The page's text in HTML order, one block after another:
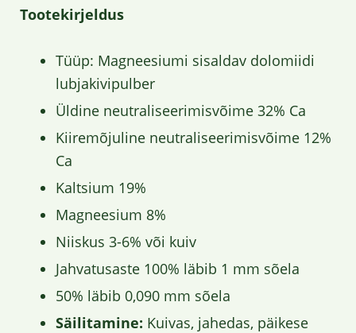
Tootekirjeldus
Tüüp: Magneesiumi sisaldav dolomiidi
lubjakivipulber
Üldine neutraliseerimisvõime 32% Ca
Kiiremõjuline neutraliseerimisvõime 12%
Ca
Kaltsium 19%
Magneesium 8%
Niiskus 3-6% või kuiv
Jahvatusaste 100% läbib 1 mm sõela
50% läbib 0,090 mm sõela
Säilitamine: Kuivas, jahedas, päikese